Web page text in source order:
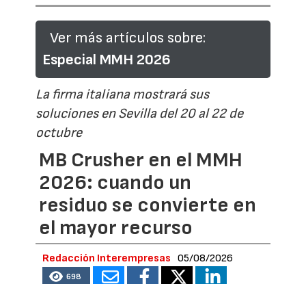
Ver más artículos sobre:
Especial MMH 2026
La firma italiana mostrará sus
soluciones en Sevilla del 20 al 22 de
octubre
MB Crusher en el MMH
2026: cuando un
residuo se convierte en
el mayor recurso
Redacción Interempresas 05/08/2026
698